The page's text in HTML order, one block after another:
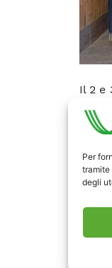
Per
tramite
degli
Il 2 e